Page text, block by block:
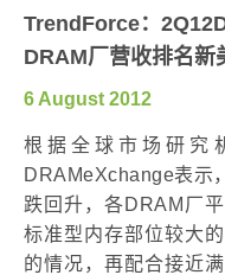
TrendForce：
DRAM厂营收排名新
6 August 2012
根据全球市场研究
DRAMeXchange表示
跌回升，各DRAM厂
标准型内存部位较大
的情况，再配合接近